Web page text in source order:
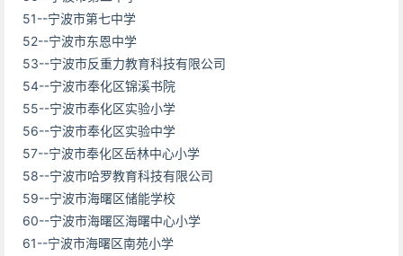
51--宁波市第七中学
52--宁波市东恩中学
53--宁波市反重力教育科技有限公司
54--宁波市奉化区锦溪书院
55--宁波市奉化区实验小学
56--宁波市奉化区实验中学
57--宁波市奉化区岳林中心小学
58--宁波市哈罗教育科技有限公司
59--宁波市海曙区储能学校
60--宁波市海曙区海曙中心小学
61--宁波市海曙区南苑小学